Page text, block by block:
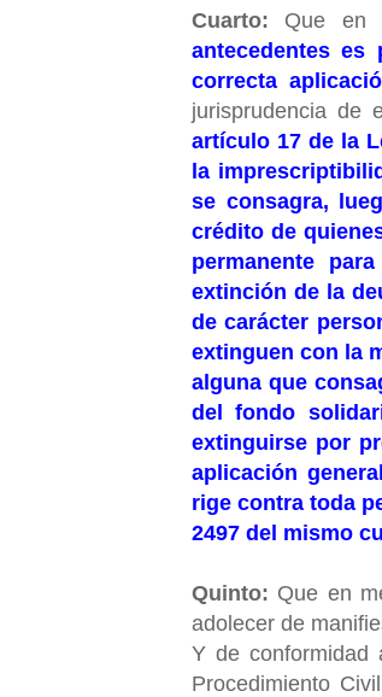
Cuarto: Que en
antecedentes es
correcta
jurisprudencia de
artículo 17 de la
la
se consagra,
crédito de
permanente
extinción de la
de carácter
extinguen con la
alguna que
del fondo
extinguirse por
aplicación
rige contra toda
2497 del mismo
Quinto: Que en
adolecer de
Y de conformidad
Procedimiento